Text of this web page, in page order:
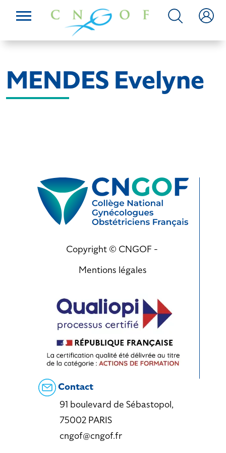
MENDES Evelyne
Copyright © CNGOF -
Mentions légales
Contact
91 boulevard de Sébastopol,
75002 PARIS
cngof@cngof.fr